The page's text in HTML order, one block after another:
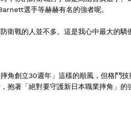
選手等赫赫有名的強者呢。
衛戰的人並不多。這是我心中最大的驕
角創立30週年」這樣的順風，但格鬥技
抱著「絕對要守護新日本職業摔角」的